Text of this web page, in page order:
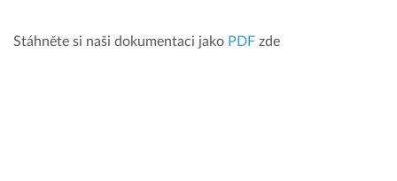
Stáhněte si naši dokumentaci jako PDF zde